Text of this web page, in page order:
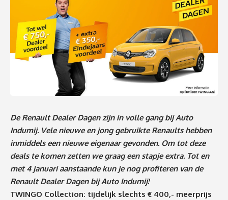
De Renault Dealer Dagen zijn in volle gang bij Auto
Indumij. Vele nieuwe en jong gebruikte Renaults hebben
inmiddels een nieuwe eigenaar gevonden. Om tot deze
deals te komen zetten we graag een stapje extra. Tot en
met 4 januari aanstaande kun je nog profiteren van de
Renault Dealer Dagen bij Auto Indumij!
TWINGO Collection: tijdelijk slechts € 400,- meerprijs